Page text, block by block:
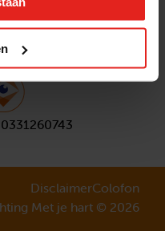
DisclaimerColofon
Met je hart © 2026